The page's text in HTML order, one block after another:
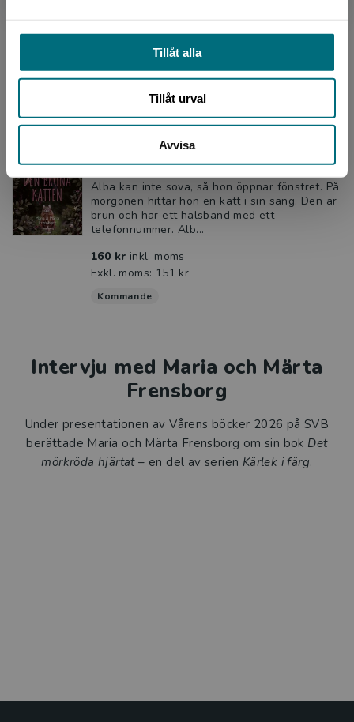
Tillåt alla
Tillåt urval
Avvisa
My städar på badhuset. Där träffar hon Lamia,
som har tappat sitt halsband. Ett rött hjärta av
guld. My lovar att leta, och hon får Lamias
Den bruna katten
Frensborg, Maria - Frensborg, Märta
Alba kan inte sova, så hon öppnar fönstret. På
morgonen hittar hon en katt i sin säng. Den är
brun och har ett halsband med ett
telefonnummer. Alb...
160 kr inkl. moms
Exkl. moms: 151 kr
Kommande
Intervju med Maria och Märta
Frensborg
Under presentationen av Vårens böcker 2026 på SVB
berättade Maria och Märta Frensborg om sin bok Det
mörkröda hjärtat– en del av serien Kärlek i färg.